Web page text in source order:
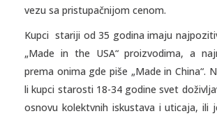
vezu sa pristupačnijom cenom.
Kupci stariji od 35 godina imaju
„Made in the USA“ proizvodima, a
prema onima gde piše „Made in China“.
li kupci starosti 18-34 godine svet
osnovu kolektvnih iskustava i uticaja, ili